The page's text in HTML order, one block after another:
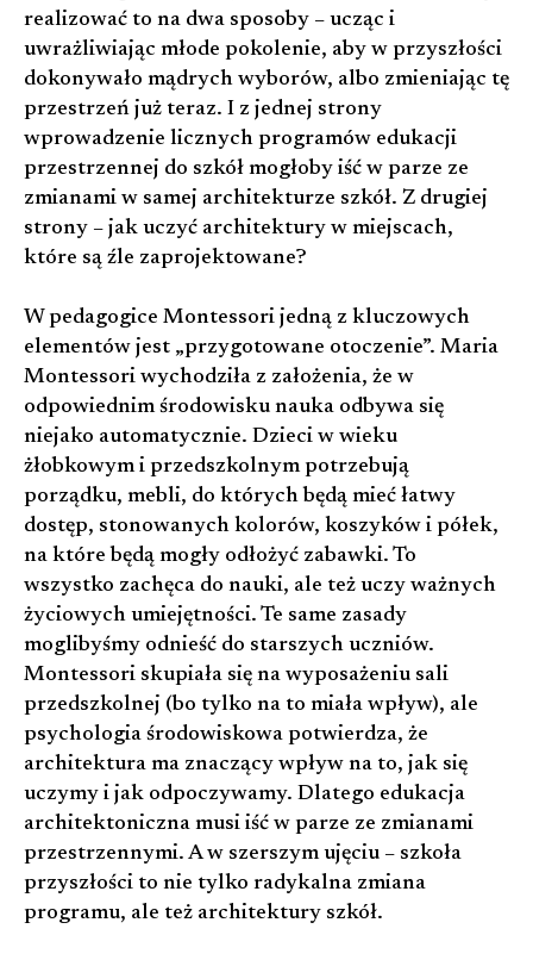
realizować to na dwa sposoby – ucząc i
uwrażliwiając młode pokolenie, aby w przyszłości
dokonywało mądrych wyborów, albo zmieniając tę
przestrzeń już teraz. I z jednej strony
wprowadzenie licznych programów edukacji
przestrzennej do szkół mogłoby iść w parze ze
zmianami w samej architekturze szkół. Z drugiej
strony – jak uczyć architektury w miejscach,
które są źle zaprojektowane?
W pedagogice Montessori jedną z kluczowych
elementów jest „przygotowane otoczenie”. Maria
Montessori wychodziła z założenia, że w
odpowiednim środowisku nauka odbywa się
niejako automatycznie. Dzieci w wieku
żłobkowym i przedszkolnym potrzebują
porządku, mebli, do których będą mieć łatwy
dostęp, stonowanych kolorów, koszyków i półek,
na które będą mogły odłożyć zabawki. To
wszystko zachęca do nauki, ale też uczy ważnych
życiowych umiejętności. Te same zasady
moglibyśmy odnieść do starszych uczniów.
Montessori skupiała się na wyposażeniu sali
przedszkolnej (bo tylko na to miała wpływ), ale
psychologia środowiskowa potwierdza, że
architektura ma znaczący wpływ na to, jak się
uczymy i jak odpoczywamy. Dlatego edukacja
architektoniczna musi iść w parze ze zmianami
przestrzennymi. A w szerszym ujęciu – szkoła
przyszłości to nie tylko radykalna zmiana
programu, ale też architektury szkół.